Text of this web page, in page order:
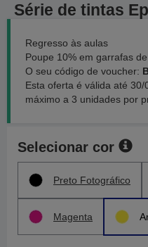
Série de tintas
Regresso às aulas
Poupe 10% em garrafas
O seu código de voucher:
Esta oferta é válida até
máximo a 3 unidades por
Selecionar cor
Preto Fotográfico
Magenta